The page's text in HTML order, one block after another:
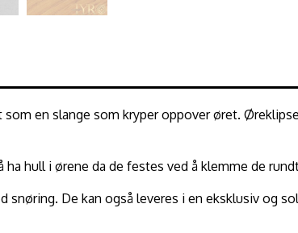
en slange som kryper oppover øret.
hull i ørene da de festes ved å klemme de
De kan også leveres i en eksklusiv og